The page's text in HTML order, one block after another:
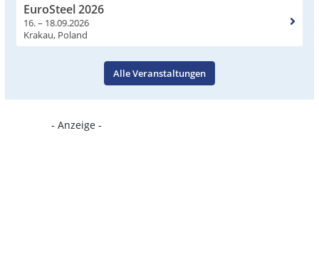
EuroSteel 2026
16. – 18.09.2026
Krakau, Poland
Alle Veranstaltungen
- Anzeige -